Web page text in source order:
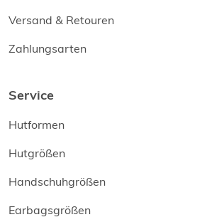
Versand & Retouren
Zahlungsarten
Service
Hutformen
Hutgrößen
Handschuhgrößen
Earbagsgrößen